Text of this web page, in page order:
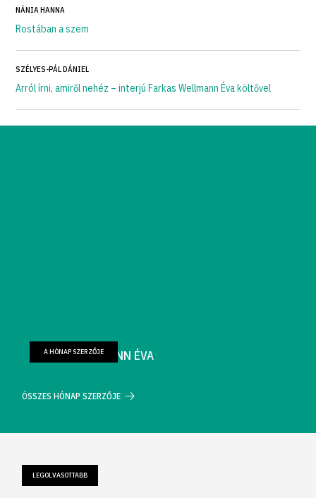
NÁNIA HANNA
Rostában a szem
SZÉLYES-PÁL DÁNIEL
Arról írni, amiről nehéz – interjú Farkas Wellmann Éva költővel
FARKAS WELLMANN ÉVA
A HÓNAP SZERZŐJE
ÖSSZES HÓNAP SZERZŐJE
LEGOLVASOTTABB